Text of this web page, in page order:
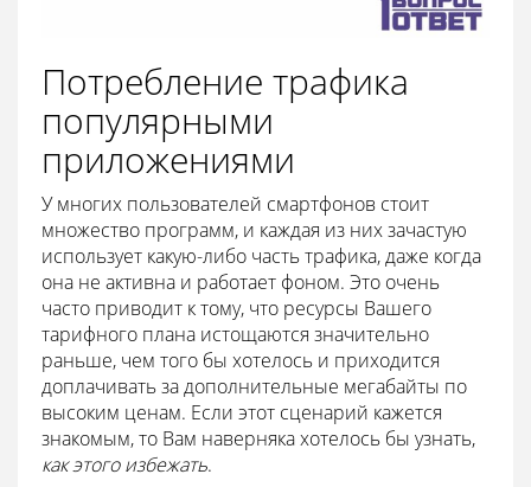
Потребление трафика
популярными
приложениями
У многих пользователей смартфонов стоит
множество программ, и каждая из них зачастую
использует какую-либо часть трафика, даже когда
она не активна и работает фоном. Это очень
часто приводит к тому, что ресурсы Вашего
тарифного плана истощаются значительно
раньше, чем того бы хотелось и приходится
доплачивать за дополнительные мегабайты по
высоким ценам. Если этот сценарий кажется
знакомым, то Вам наверняка хотелось бы узнать,
как этого избежать.